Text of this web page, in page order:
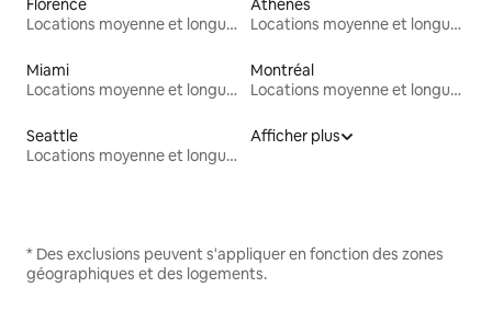
Florence
Locations moyenne et longue durée
Athènes
Locations moyenne et longue durée
Miami
Locations moyenne et longue durée
Montréal
Locations moyenne et longue durée
Seattle
Locations moyenne et longue durée
Afficher plus
* Des exclusions peuvent s'appliquer en fonction des zones
géographiques et des logements.